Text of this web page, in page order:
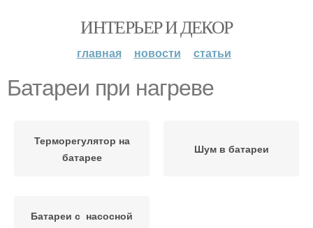
ИНТЕРЬЕР И ДЕКОР
главная новости статьи
Батареи при нагреве
Терморегулятор на
батарее
Шум в батареи
Батареи с насосной